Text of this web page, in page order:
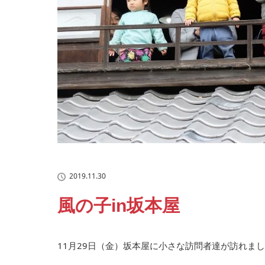
2019.11.30
風の子in坂本屋
11月29日（金）坂本屋に小さな訪問者達が訪れま